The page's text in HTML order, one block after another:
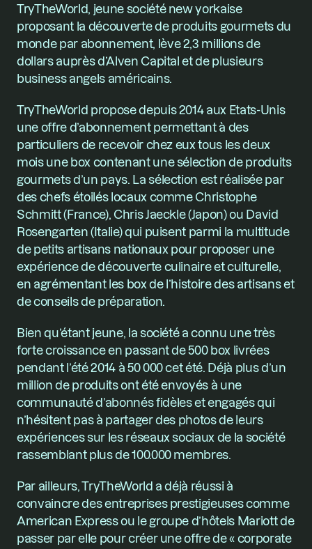
TryTheWorld, jeune société new yorkaise
proposant la découverte de produits gourmets du
monde par abonnement, lève 2,3 millions de
dollars auprès d’Alven Capital et de plusieurs
business angels américains.
TryTheWorld propose depuis 2014 aux Etats-Unis
une offre d’abonnement permettant à des
particuliers de recevoir chez eux tous les deux
mois une box contenant une sélection de produits
gourmets d’un pays. La sélection est réalisée par
des chefs étoilés locaux comme Christophe
Schmitt (France), Chris Jaeckle (Japon) ou David
Rosengarten (Italie) qui puisent parmi la multitude
de petits artisans nationaux pour proposer une
expérience de découverte culinaire et culturelle,
en agrémentant les box de l’histoire des artisans et
de conseils de préparation.
Bien qu’étant jeune, la société a connu une très
forte croissance en passant de 500 box livrées
pendant l’été 2014 à 50 000 cet été. Déjà plus d’un
million de produits ont été envoyés à une
communauté d’abonnés fidèles et engagés qui
n’hésitent pas à partager des photos de leurs
expériences sur les réseaux sociaux de la société
rassemblant plus de 100.000 membres.
Par ailleurs, TryTheWorld a déjà réussi à
convaincre des entreprises prestigieuses comme
American Express ou le groupe d’hôtels Mariott de
passer par elle pour créer une offre de « corporate